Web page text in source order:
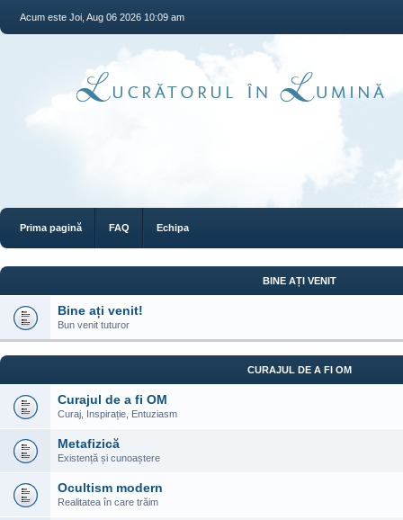
Acum este Joi, Aug 06 2026 10:09 am
Prima pagină FAQ Echipa
BINE AȚI VENIT
Bine ați venit!
Bun venit tuturor
CURAJUL DE A FI OM
Curajul de a fi OM
Curaj, Inspirație, Entuziasm
Metafizică
Existență și cunoaștere
Ocultism modern
Realitatea în care trăim